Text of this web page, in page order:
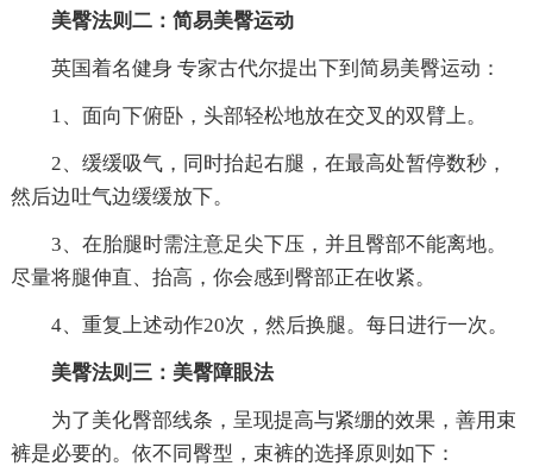
美臀法则二：简易美臀运动
英国着名健身 专家古代尔提出下到简易美臀运动：
1、面向下俯卧，头部轻松地放在交叉的双臂上。
2、缓缓吸气，同时抬起右腿，在最高处暂停数秒，
然后边吐气边缓缓放下。
3、在胎腿时需注意足尖下压，并且臀部不能离地。
尽量将腿伸直、抬高，你会感到臀部正在收紧。
4、重复上述动作20次，然后换腿。每日进行一次。
美臀法则三：美臀障眼法
为了美化臀部线条，呈现提高与紧绷的效果，善用束
裤是必要的。依不同臀型，束裤的选择原则如下：